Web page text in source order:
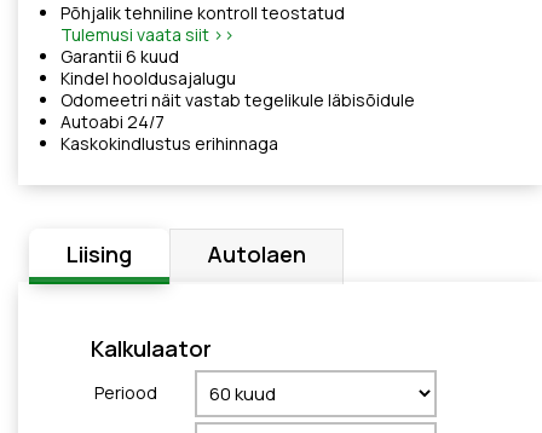
Põhjalik tehniline kontroll teostatud
Tulemusi vaata siit >>
Garantii 6 kuud
Kindel hooldusajalugu
Odomeetri näit vastab tegelikule läbisõidule
Autoabi 24/7
Kaskokindlustus erihinnaga
Liising Autolaen
Kalkulaator
Periood